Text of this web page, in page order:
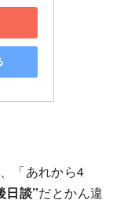
「あれから4
日談”だとかん違